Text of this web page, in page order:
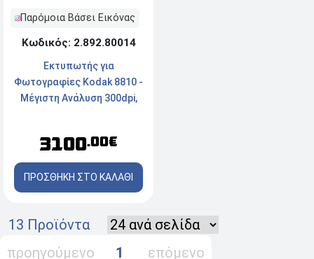
Παρόμοια Βάσει Εικόνας
Κωδικός: 2.892.80014
Εκτυπωτής για
Φωτογραφίες Kodak 8810 -
Μέγιστη Ανάλυση 300dpi,
3100.00€
ΠΡΟΣΘΗΚΗ ΣΤΟ ΚΑΛΑΘΙ
13 Προϊόντα
προηγούμενο
1 επόμενο